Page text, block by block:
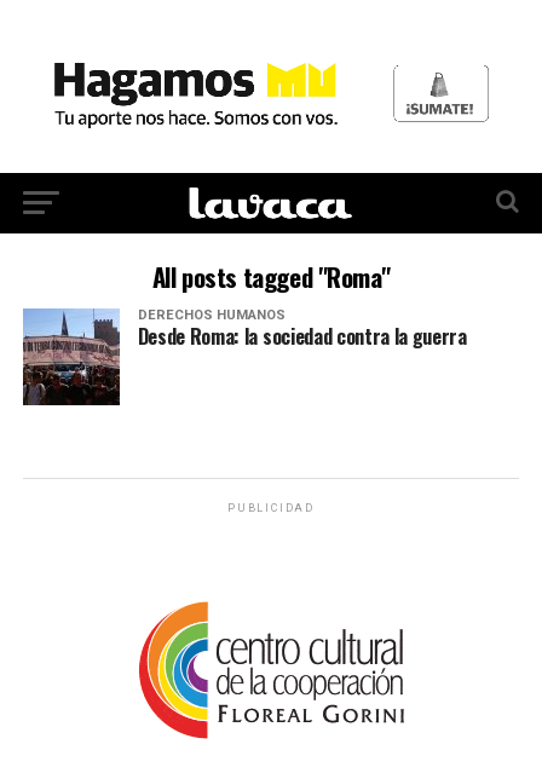
All posts tagged "Roma"
DERECHOS HUMANOS
Desde Roma: la sociedad contra la guerra
PUBLICIDAD